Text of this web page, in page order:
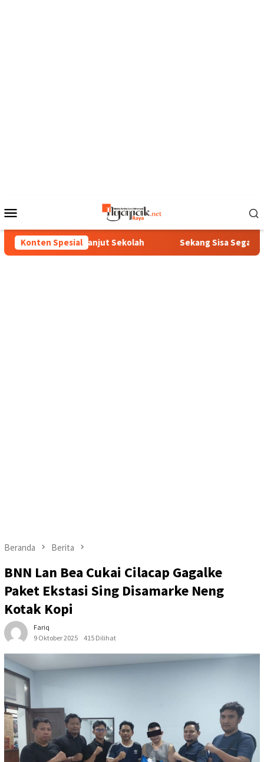
Mobile
Konten Spesial
Pantes Lanjut Sekolah Sekang Sisa Sega Diubah
Beranda Berita
BNN Lan Bea Cukai Cilacap Gagalke
Paket Ekstasi Sing Disamarke Neng
Kotak Kopi
Fariq
9 Oktober 2025
415 Dilihat